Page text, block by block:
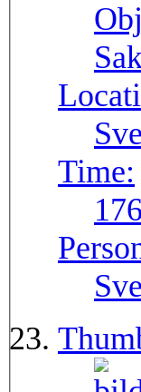
Time: